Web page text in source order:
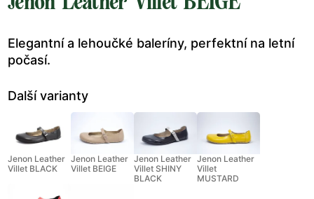
Elegantní a lehoučké baleríny, perfektní na letní
počasí.
Další varianty
Jenon Leather
Villet BLACK
Jenon Leather
Villet BEIGE
Jenon Leather
Villet SHINY
BLACK
Jenon Leather
Villet
MUSTARD